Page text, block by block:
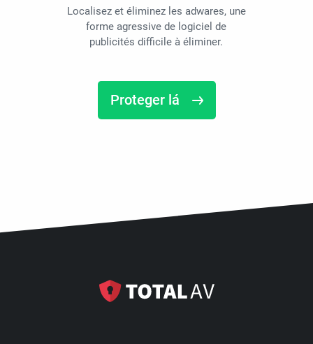
Localisez et éliminez les adwares, une
forme agressive de logiciel de
publicités difficile à éliminer.
Proteger lá